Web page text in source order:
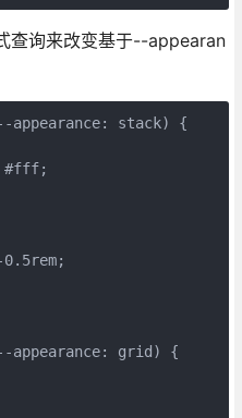
查询来改变基于--appearan
appearance: stack) {
appearance: grid) {